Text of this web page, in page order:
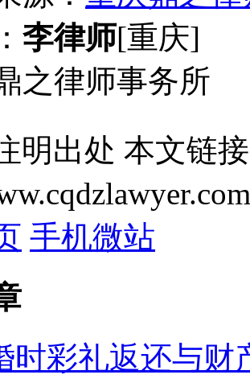
李律师[重庆]
之律师事务所
明出处 本文链
手机微站
时彩礼返还与财